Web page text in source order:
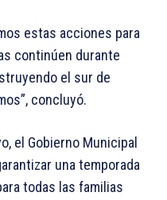
estas acciones para
continúen durante
el sur de
concluyó.
el Gobierno Municipal
una temporada
todas las familias